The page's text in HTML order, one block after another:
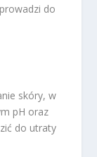
do
skóry, w
pH oraz
do utraty